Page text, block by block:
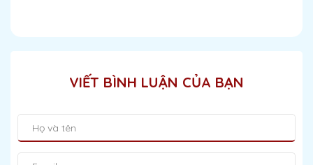
VIẾT BÌNH LUẬN CỦA BẠN